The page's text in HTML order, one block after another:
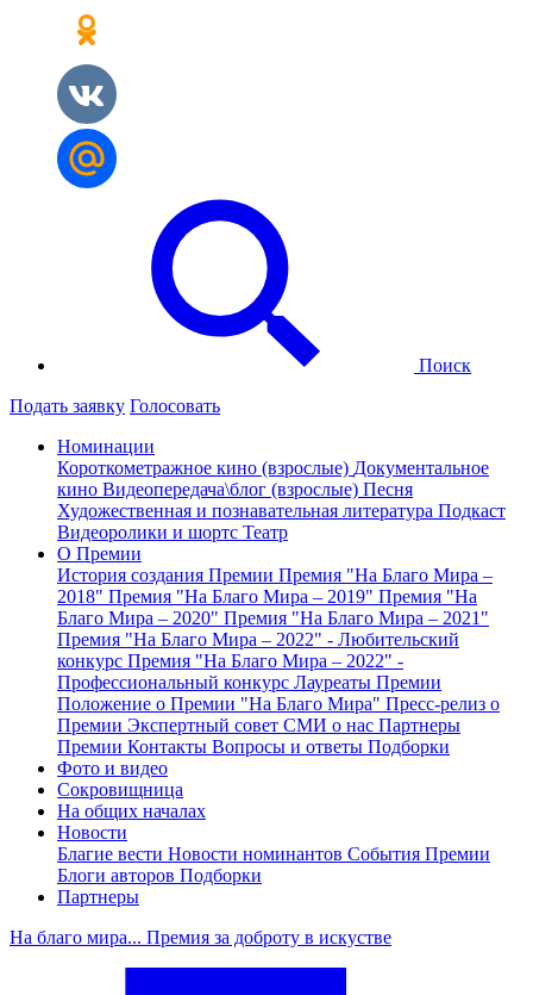
Поиск
Подать заявку Голосовать
Номинации
Короткометражное кино (взрослые) Документальное
кино Видеопередача\блог (взрослые) Песня
Художественная и познавательная литература Подкаст
Видеоролики и шортс Театр
О Премии
История создания Премии Премия "На Благо Мира –
2018" Премия "На Благо Мира – 2019" Премия "На
Благо Мира – 2020" Премия "На Благо Мира – 2021"
Премия "На Благо Мира – 2022" - Любительский
конкурс Премия "На Благо Мира – 2022" -
Профессиональный конкурс Лауреаты Премии
Положение о Премии "На Благо Мира" Пресс-релиз о
Премии Экспертный совет СМИ о нас Партнеры
Премии Контакты Вопросы и ответы Подборки
Фото и видео
Сокровищница
На общих началах
Новости
Благие вести Новости номинантов События Премии
Блоги авторов Подборки
Партнеры
На благо мира... Премия за доброту в искустве